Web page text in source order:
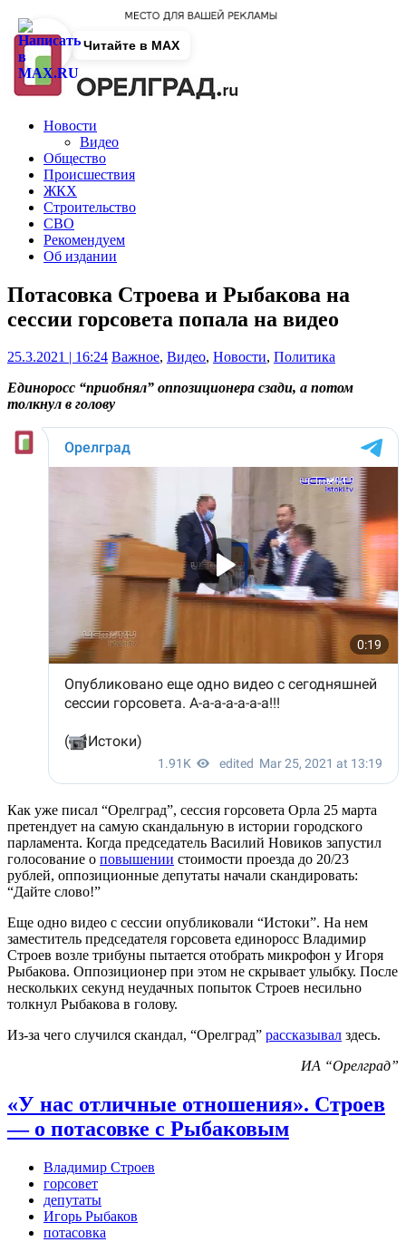
Новости
Видео
Общество
Происшествия
ЖКХ
Строительство
СВО
Рекомендуем
Об издании
Потасовка Строева и Рыбакова на
сессии горсовета попала на видео
25.3.2021 | 16:24 Важное, Видео, Новости, Политика
Единоросс “приобнял” оппозиционера сзади, а потом
толкнул в голову
Как уже писал “Орелград”, сессия горсовета Орла 25 марта
претендует на самую скандальную в истории городского
парламента. Когда председатель Василий Новиков запустил
голосование о повышении стоимости проезда до 20/23
рублей, оппозиционные депутаты начали скандировать:
“Дайте слово!”
Еще одно видео с сессии опубликовали “Истоки”. На нем
заместитель председателя горсовета единоросс Владимир
Строев возле трибуны пытается отобрать микрофон у Игоря
Рыбакова. Оппозиционер при этом не скрывает улыбку. После
нескольких секунд неудачных попыток Строев несильно
толкнул Рыбакова в голову.
Из-за чего случился скандал, “Орелград” рассказывал здесь.
ИА “Орелград”
«У нас отличные отношения». Строев
— о потасовке с Рыбаковым
Владимир Строев
горсовет
депутаты
Игорь Рыбаков
потасовка
Читайте в MAX